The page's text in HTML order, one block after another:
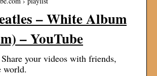
– White Album
– YouTube
your videos with friends,
world.